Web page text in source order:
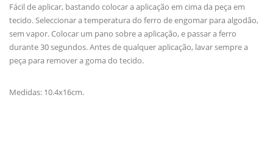
Fácil de aplicar, bastando colocar a aplicação em cima da peça em
tecido. Seleccionar a temperatura do ferro de engomar para algodão,
sem vapor. Colocar um pano sobre a aplicação, e passar a ferro
durante 30 segundos. Antes de qualquer aplicação, lavar sempre a
peça para remover a goma do tecido.
Medidas: 10.4x16cm.